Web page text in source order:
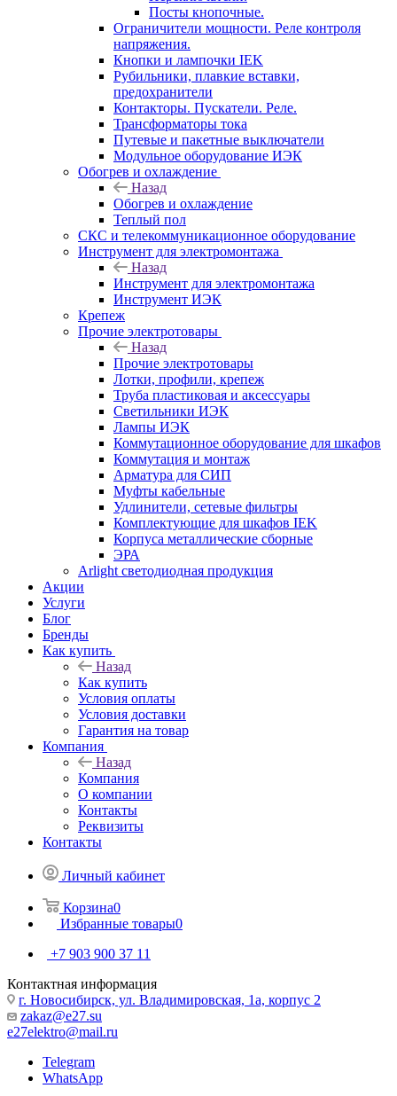
Посты кнопочные.
Ограничители мощности. Реле контроля
напряжения.
Кнопки и лампочки IEK
Рубильники, плавкие вставки,
предохранители
Контакторы. Пускатели. Реле.
Трансформаторы тока
Путевые и пакетные выключатели
Модульное оборудование ИЭК
Обогрев и охлаждение
Назад
Обогрев и охлаждение
Теплый пол
СКС и телекоммуникационное оборудование
Инструмент для электромонтажа
Назад
Инструмент для электромонтажа
Инструмент ИЭК
Крепеж
Прочие электротовары
Назад
Прочие электротовары
Лотки, профили, крепеж
Труба пластиковая и аксессуары
Светильники ИЭК
Лампы ИЭК
Коммутационное оборудование для шкафов
Коммутация и монтаж
Арматура для СИП
Муфты кабельные
Удлинители, сетевые фильтры
Комплектующие для шкафов IEK
Корпуса металлические сборные
ЭРА
Arlight светодиодная продукция
Акции
Услуги
Блог
Бренды
Как купить
Назад
Как купить
Условия оплаты
Условия доставки
Гарантия на товар
Компания
Назад
Компания
О компании
Контакты
Реквизиты
Контакты
Личный кабинет
Корзина0
Избранные товары0
+7 903 900 37 11
Контактная информация
г. Новосибирск, ул. Владимировская, 1а, корпус 2
zakaz@e27.su
e27elektro@mail.ru
Telegram
WhatsApp